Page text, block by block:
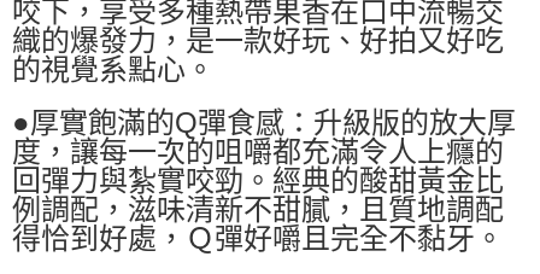
咬下，享受多種熱帶果香在口中流暢交
織的爆發力，是一款好玩、好拍又好吃
的視覺系點心。
●厚實飽滿的Q彈食感：升級版的放大厚
度，讓每一次的咀嚼都充滿令人上癮的
回彈力與紮實咬勁。經典的酸甜黃金比
例調配，滋味清新不甜膩，且質地調配
得恰到好處，Ｑ彈好嚼且完全不黏牙。